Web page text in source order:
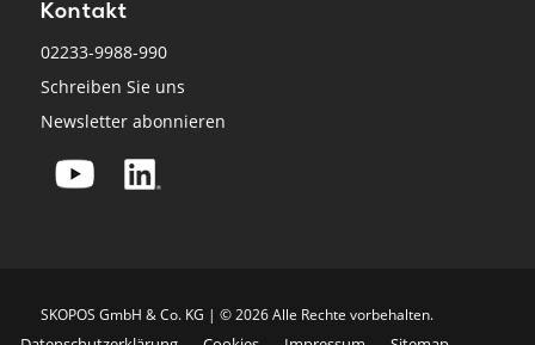
Kontakt
02233-9988-990
Schreiben Sie uns
Newsletter abonnieren
SKO­POS GmbH & Co. KG | © 2026 Alle Rech­te vor­be­hal­ten.